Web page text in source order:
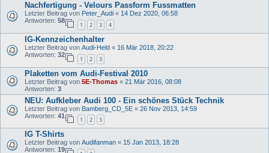
Nachfertigung - Velours Passform Fussmatten
Letzter Beitrag von Peter_Audi « 14 Dez 2020, 06:58
Antworten: 58
1 2 3 4
IG-Kennzeichenhalter
Letzter Beitrag von Audi-Held « 16 Mär 2018, 20:22
Antworten: 32
1 2 3
Plaketten vom Audi-Festival 2010
Letzter Beitrag von 5E-Thomas « 21 Mär 2016, 08:08
Antworten: 3
NEU: Aufkleber Audi 100 - Ein schönes Stück Technik
Letzter Beitrag von Bamberg_CD_5E « 26 Nov 2013, 14:59
Antworten: 41
1 2 3
IG T-Shirts
Letzter Beitrag von Audifanman « 15 Jan 2013, 18:28
Antworten: 19